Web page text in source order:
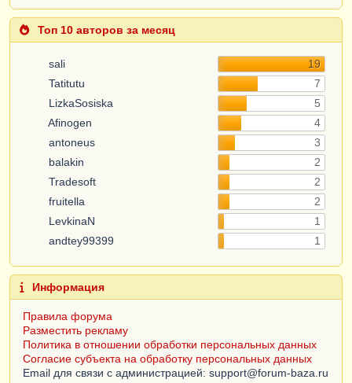
Топ 10 авторов за месяц
sali
19
Tatitutu
7
LizkaSosiska
5
Afinogen
4
antoneus
3
balakin
2
Tradesoft
2
fruitella
2
LevkinaN
1
andtey99399
1
Информация
Правила форума
Разместить рекламу
Политика в отношении обработки персональных данных
Согласие субъекта на обработку персональных данных
Email для связи с администрацией: